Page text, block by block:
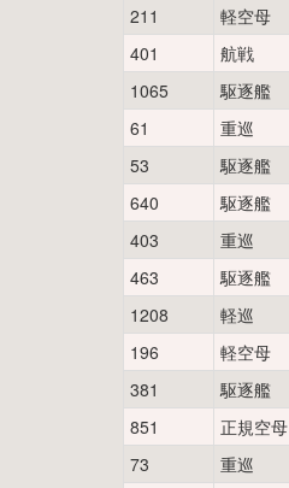
211
軽空母
401
航戦
1065
駆逐艦
61
重巡
53
駆逐艦
640
駆逐艦
403
重巡
463
駆逐艦
1208
軽巡
196
軽空母
381
駆逐艦
851
正規空母
73
重巡